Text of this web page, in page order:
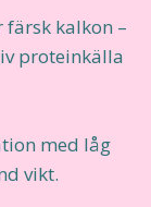
färsk kalkon –
proteinkälla
med låg
vikt.